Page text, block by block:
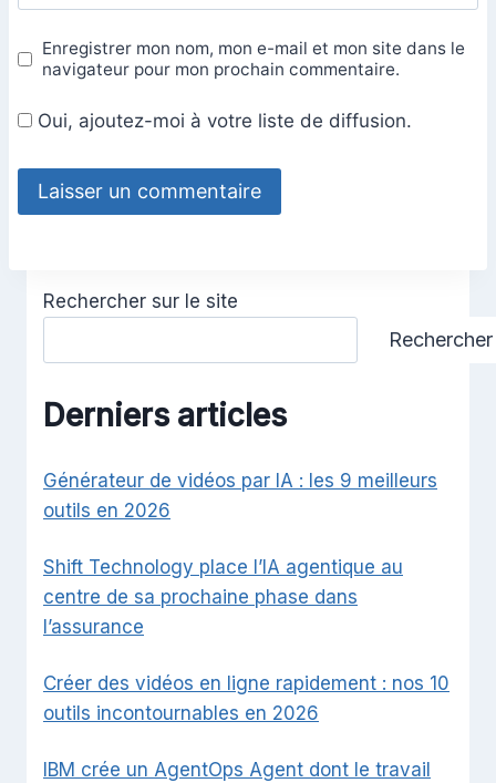
Enregistrer mon nom, mon e-mail et mon site dans le
navigateur pour mon prochain commentaire.
Oui, ajoutez-moi à votre liste de diffusion.
Rechercher sur le site
Rechercher
Derniers articles
Générateur de vidéos par IA : les 9 meilleurs
outils en 2026
Shift Technology place l’IA agentique au
centre de sa prochaine phase dans
l’assurance
Créer des vidéos en ligne rapidement : nos 10
outils incontournables en 2026
IBM crée un AgentOps Agent dont le travail